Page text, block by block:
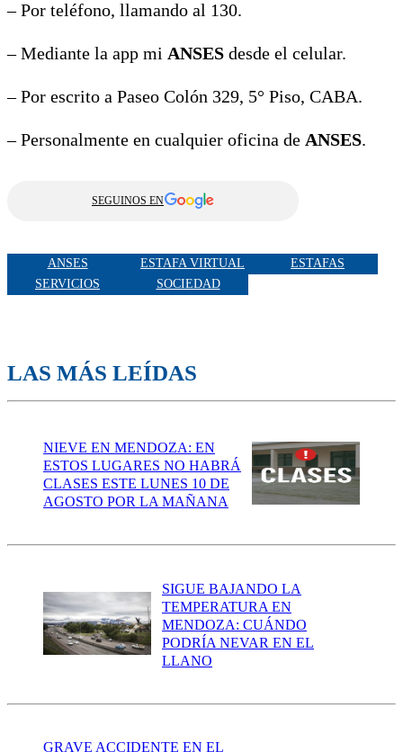
– Por teléfono, llamando al 130.
– Mediante la app mi ANSES desde el celular.
– Por escrito a Paseo Colón 329, 5° Piso, CABA.
– Personalmente en cualquier oficina de ANSES.
SEGUINOS EN
ANSES ESTAFA VIRTUAL
ESTAFAS
SERVICIOS
SOCIEDAD
LAS MÁS LEÍDAS
NIEVE EN MENDOZA: EN
ESTOS LUGARES NO HABRÁ
CLASES ESTE LUNES 10 DE
AGOSTO POR LA MAÑANA
SIGUE BAJANDO LA
TEMPERATURA EN
MENDOZA: CUÁNDO
PODRÍA NEVAR EN EL
LLANO
GRAVE ACCIDENTE EN EL